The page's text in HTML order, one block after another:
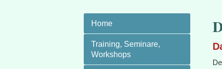
Home
Training, Seminare,
Workshops